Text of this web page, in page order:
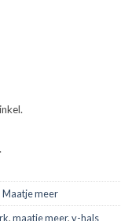
Maatje meer
,maatje meer,v-hals